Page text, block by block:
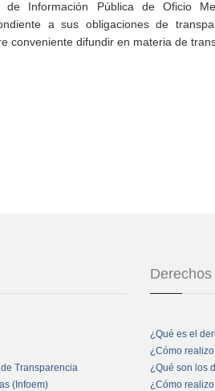
de Información Pública de Oficio
a sus obligaciones de
conveniente difundir en materia de
Transparencia
(Infoem)
¿Qué es el
¿Cómo
¿Qué son los
¿Cómo